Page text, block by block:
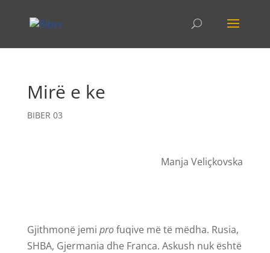
Mirë e ke
BIBER 03
Manja Veliçkovska
Gjithmonë jemi profuqive më të mëdha. Rusia,
SHBA, Gjermania dhe Franca. Askush nuk është